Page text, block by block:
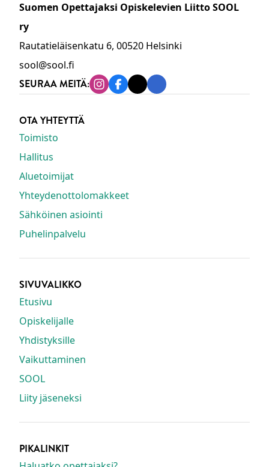
Suomen Opettajaksi Opiskelevien Liitto SOOL
ry
Rautatieläisenkatu 6, 00520 Helsinki
sool@sool.fi
SEURAA MEITÄ: Instagram
Facebook
TiktokLinkedin
OTA YHTEYTTÄ
Toimisto
Hallitus
Aluetoimijat
Yhteydenottolomakkeet
Sähköinen asiointi
Puhelinpalvelu
SIVUVALIKKO
Etusivu
Opiskelijalle
Yhdistyksille
Vaikuttaminen
SOOL
Liity jäseneksi
PIKALINKIT